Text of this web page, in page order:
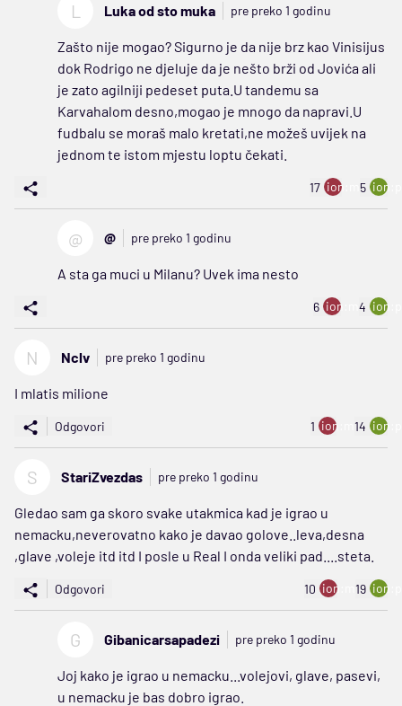
L Luka od sto muka pre preko 1 godinu
Zašto nije mogao? Sigurno je da nije brz kao Vinisijus
dok Rodrigo ne djeluje da je nešto brži od Jovića ali
je zato agilniji pedeset puta.U tandemu sa
Karvahalom desno,mogao je mnogo da napravi.U
fudbalu se moraš malo kretati,ne možeš uvijek na
jednom te istom mjestu loptu čekati.
17 ion:minus
5
@ @ pre preko 1 godinu
A sta ga muci u Milanu? Uvek ima nesto
6 ion:minus
4
N Nclv pre preko 1 godinu
I mlatis milione
Odgovori 1 ion:minus
14
S StariZvezdas pre preko 1 godinu
Gledao sam ga skoro svake utakmica kad je igrao u
nemacku,neverovatno kako je davao golove..leva,desna
,glave ,voleje itd itd I posle u Real I onda veliki pad....steta.
Odgovori 10 ion:minus
19
G Gibanicarsapadezi pre preko 1 godinu
Joj kako je igrao u nemacku...volejovi, glave, pasevi,
u nemacku je bas dobro igrao.